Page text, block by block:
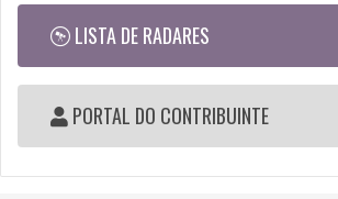
de cidadania.LISTA DE RADARES
PORTAL DO CONTRIBUINTE